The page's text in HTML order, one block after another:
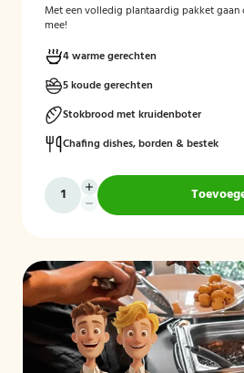
Met een volledig plantaardig pakket
mee!
4 warme gerechten
5 koude gerechten
Stokbrood met kruidenboter
Chafing dishes, borden & bestek